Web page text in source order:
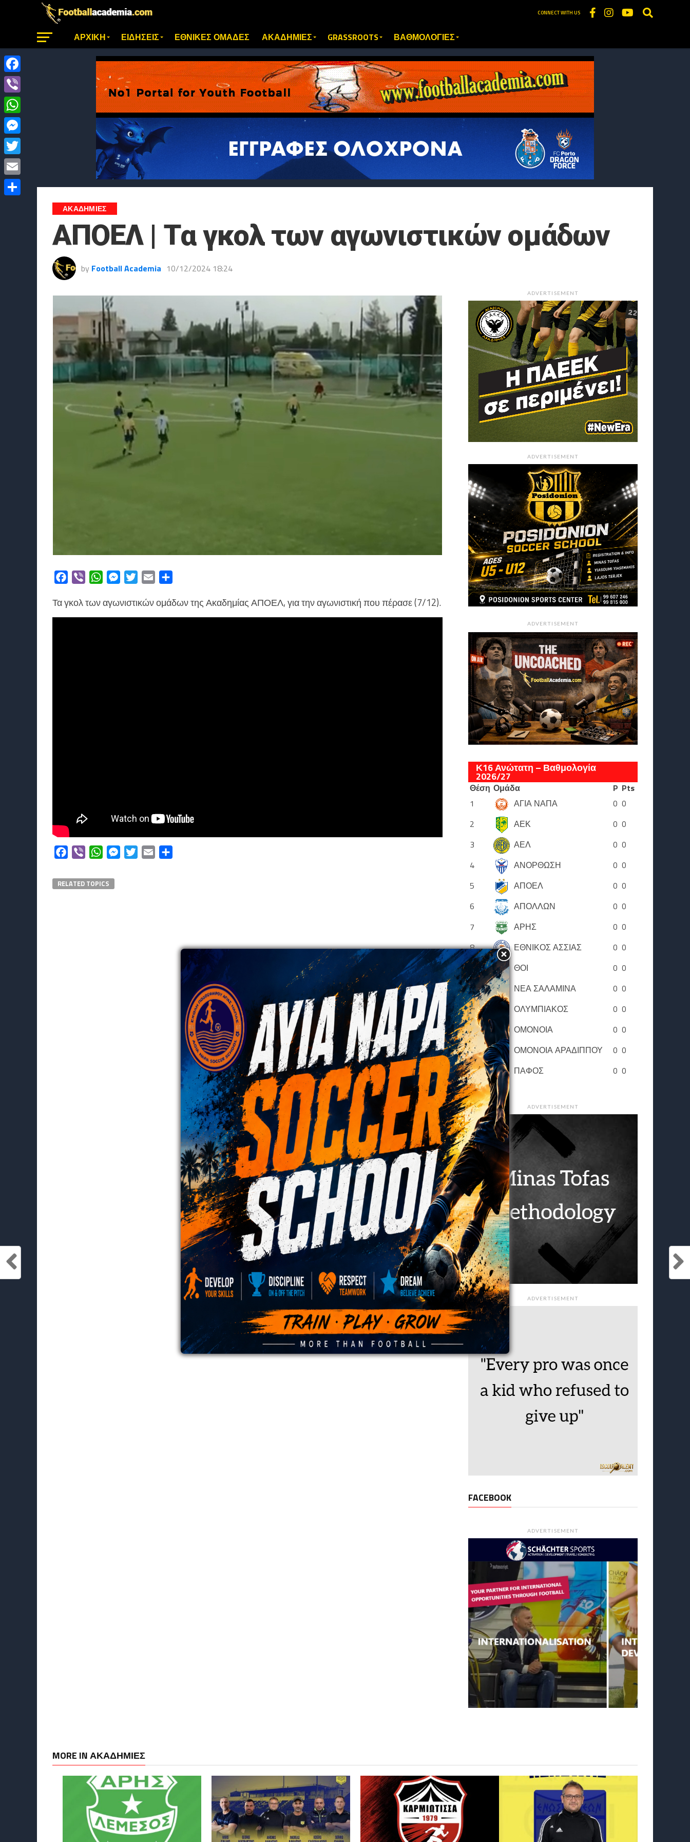
CONNECT WITH US
ΑΡΧΙΚΗ ΕΙΔΗΣΕΙΣ ΕΘΝΙΚΕΣ ΟΜΑΔΕΣ ΑΚΑΔΗΜΙΕΣ GRASSROOTS ΒΑΘΜΟΛΟΓΙΕΣ
ΑΚΑΔΗΜΙΕΣ
ΑΠΟΕΛ | Τα γκολ των αγωνιστικών ομάδων
by Football Academia 10/12/2024 18:24
Facebook
Viber WhatsAppMessengerTwitterEmail
Τα γκολ των αγωνιστικών ομάδων της Ακαδημίας ΑΠΟΕΛ, για την αγωνιστική που πέρασε (7/12).
Facebook
Viber WhatsAppMessengerTwitterEmail
RELATED TOPICS
ADVERTISEMENT
ADVERTISEMENT
ADVERTISEMENT
Κ16 Ανώτατη – Βαθμολογία
2026/27
Θέση Ομάδα P Pts
1
ΑΓΙΑ ΝΑΠΑ 0 0
2
ΑΕΚ 0 0
3
ΑΕΛ 0 0
4
ΑΝΟΡΘΩΣΗ 0 0
5
ΑΠΟΕΛ 0 0
6
ΑΠΟΛΛΩΝ 0 0
7
ΑΡΗΣ 0 0
8
ΕΘΝΙΚΟΣ ΑΣΣΙΑΣ 0 0
9
ΘΟΙ 0 0
10
ΝΕΑ ΣΑΛΑΜΙΝΑ 0 0
11
ΟΛΥΜΠΙΑΚΟΣ 0 0
12
ΟΜΟΝΟΙΑ 0 0
13
ΟΜΟΝΟΙΑ ΑΡΑΔΙΠΠΟΥ 0 0
14
ΠΑΦΟΣ 0 0
ADVERTISEMENT
ADVERTISEMENT
FACEBOOK
ADVERTISEMENT
MORE IN ΑΚΑΔΗΜΙΕΣ
Facebook
Viber
WhatsApp
Messenger
Twitter
Email